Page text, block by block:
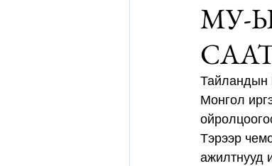
МУ-
Тайландын
Монгол
Тэрээр
ажилтнууд